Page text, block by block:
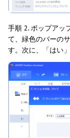
手順 2. ポップアッ
て、緑色のバーの
す。次に、「はい